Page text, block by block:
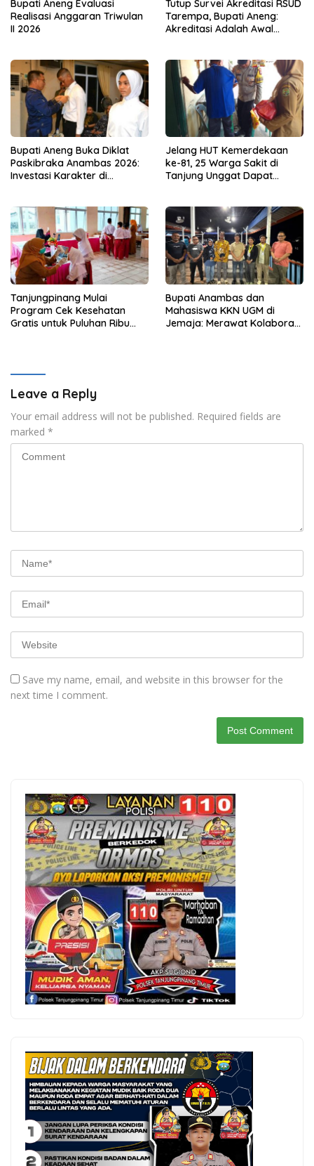
Bupati Aneng Evaluasi
Realisasi Anggaran Triwulan
II 2026
Tutup Survei Akreditasi RSUD
Tarempa, Bupati Aneng:
Akreditasi Adalah Awal
Bupati Aneng Buka Diklat
Paskibraka Anambas 2026:
Investasi Karakter di
Jelang HUT Kemerdekaan
ke-81, 25 Warga Sakit di
Tanjung Unggat Dapat
Tanjungpinang Mulai
Program Cek Kesehatan
Gratis untuk Puluhan Ribu
Bupati Anambas dan
Mahasiswa KKN UGM di
Jemaja: Merawat Kolaborasi
Leave a Reply
Your email address will not be published. Required fields are
marked *
Save my name, email, and website in this browser for the
next time I comment.